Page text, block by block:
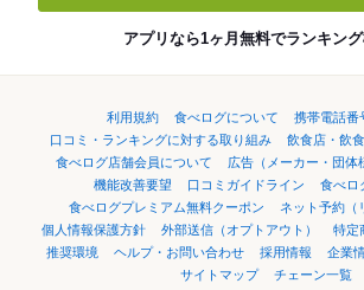
アプリなら1ヶ月無料でランキング
利用規約 食べログについて
携帯電話番
口コミ・ランキングに対する取り組み
飲食店・飲
食べログ店舗会員について
広告（メーカー・団体
機能改善要望
口コミガイドライン
食べロ
食べログプレミアム無料クーポン
ネット予約（
個人情報保護方針
外部送信（オプトアウト）
特定
推奨環境
ヘルプ・お問い合わせ 採用情報 企業
サイトマップ
チェーン一覧